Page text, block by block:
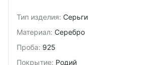
Тип изделия: Серьги
Материал: Серебро
Проба: 925
Покрытие: Родий